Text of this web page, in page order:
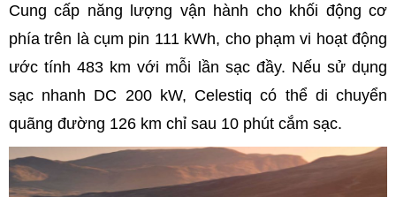
Cung cấp năng lượng vận hành cho khối động cơ
phía trên là cụm pin 111 kWh, cho phạm vi hoạt động
ước tính 483 km với mỗi lần sạc đầy. Nếu sử dụng
sạc nhanh DC 200 kW, Celestiq có thể di chuyển
quãng đường 126 km chỉ sau 10 phút cắm sạc.